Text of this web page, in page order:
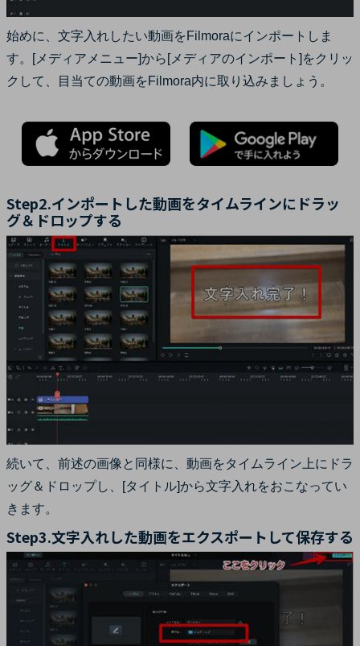
始めに、文字入れしたい動画をFilmoraにインポートしま
す。[メディアメニュー]から[メディアのインポート]をクリッ
クして、目当ての動画をFilmora内に取り込みましょう。
Step2.インポートした動画をタイムラインにドラッ
グ＆ドロップする
続いて、前述の画像と同様に、動画をタイムライン上にドラ
ッグ＆ドロップし、[タイトル]から文字入れをおこなってい
きます。
Step3.文字入れした動画をエクスポートして保存する